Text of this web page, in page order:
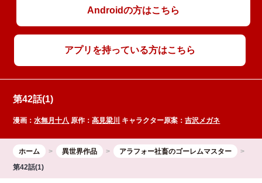
Androidの方はこちら
アプリを持っている方はこちら
第42話(1)
漫画：水無月十八 原作：高見梁川 キャラクター原案：吉沢メガネ
ホーム 異世界作品
アラフォー社畜のゴーレムマスター
第42話(1)